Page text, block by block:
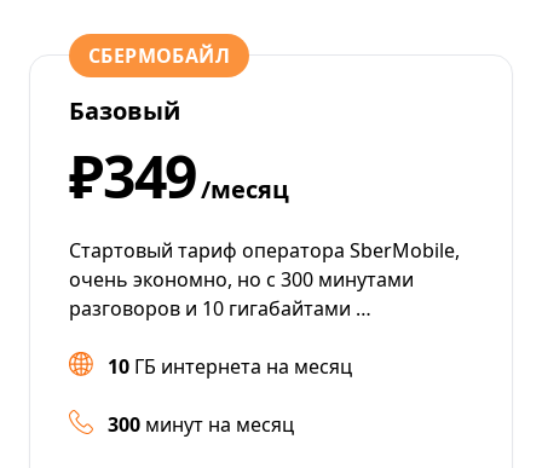
СБЕРМОБАЙЛ
Базовый
₽349/месяц
Стартовый тариф оператора SberMobile,
очень экономно, но с 300 минутами
разговоров и 10 гигабайтами …
10 ГБ интернета на месяц
300 минут на месяц